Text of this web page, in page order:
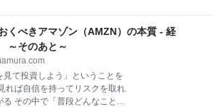
1）財産の集計 （2）相続時精
（3）債務及び葬儀費用の控除
（5）基礎控除額の控
近頼まれて仕事の合間に相続税
ていてたらやり方によって税
にびっくりしたので、ここで
めておきます。 「いや、うち
なんてまだまだ先だから……」
るとすっごく節税できるかも
くべきアマゾン（AMZN）の本質 - 経
～そのあと～
見て投資しよう」ということを
れば自信を持ってリスクを取れ
る その中で「普段どんなことを